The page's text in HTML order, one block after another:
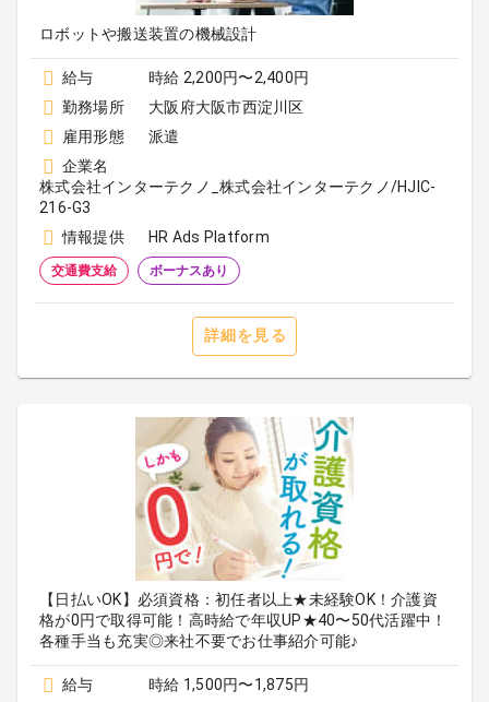
ロボットや搬送装置の機械設計
給与
時給 2,200円〜2,400円
勤務場所
大阪府大阪市西淀川区
雇用形態
派遣
企業名
株式会社インターテクノ_株式会社インターテクノ/HJIC-
216-G3
情報提供
HR Ads Platform
交通費支給 ボーナスあり
詳細を見る
【日払いOK】必須資格：初任者以上★未経験OK！介護資
格が0円で取得可能！高時給で年収UP★40〜50代活躍中！
各種手当も充実◎来社不要でお仕事紹介可能♪
給与
時給 1,500円〜1,875円